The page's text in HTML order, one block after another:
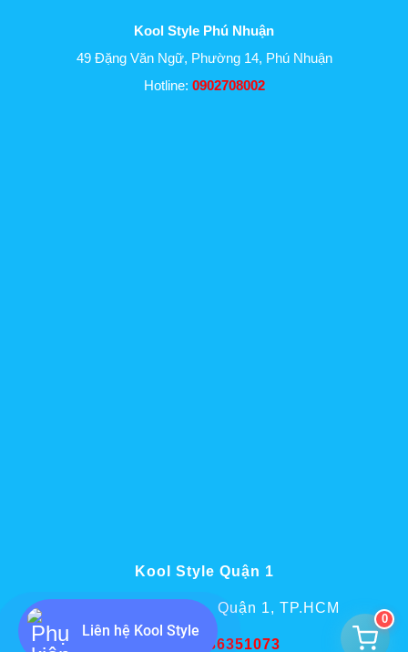
Kool Style Phú Nhuận
49 Đặng Văn Ngữ, Phường 14, Phú Nhuận
Hotline: 0902708002
Kool Style Quận 1
75 Phó Đức Chính, Quận 1, TP.HCM
0936351073
0
Liên hệ Kool Style